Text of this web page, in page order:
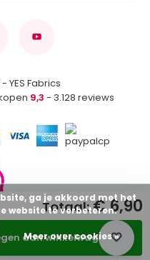
aan winkelwagen
Totaal:€ 6,90
YES Fabrics
9,3 - 3.128 reviews
ga je akkoord met het
website te verbeteren.
Meer over cookies »